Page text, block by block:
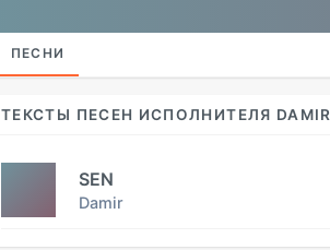
ПЕСНИ
ТЕКСТЫ ПЕСЕН ИСПОЛНИТЕЛЯ DAMIR
SEN
Damir